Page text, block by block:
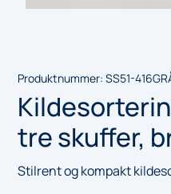
Produktnummer:SS51-
tre skuffer,
Stilrent og kompakt